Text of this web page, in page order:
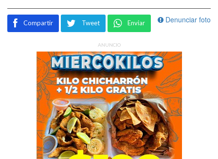
Denunciar foto
Compartir Tweet Enviar
ANUNCIO